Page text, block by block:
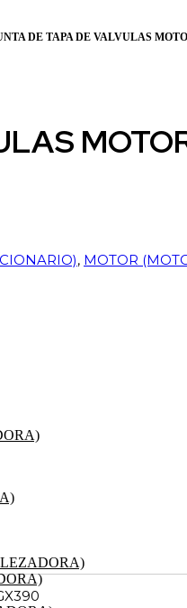
DE TAPA DE VALVULAS
, MOTOR